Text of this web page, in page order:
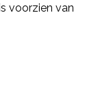
voorzien van